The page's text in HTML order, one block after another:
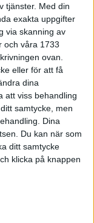
tjänster. Med din
exakta uppgifter
via skanning av
och våra 1733
ovan.
eller för att få
dina
att viss behandling
samtycke, men
Dina
Du kan när som
ditt samtycke
klicka på knappen